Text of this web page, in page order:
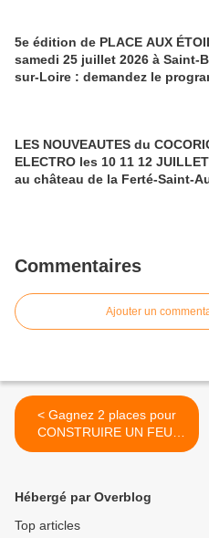
5e édition de PLACE AUX
samedi 25 juillet 2026 à Saint-
sur-Loire : demandez le
LES NOUVEAUTES du
ELECTRO les 10 11 12
au château de la Ferté-Saint-
Commentaires
Ajouter un
< Gagnez 2 places pour
CONSTRUIRE UN FEU,
spectacle programmé à
20h30
Hébergé par Overblog
Top articles